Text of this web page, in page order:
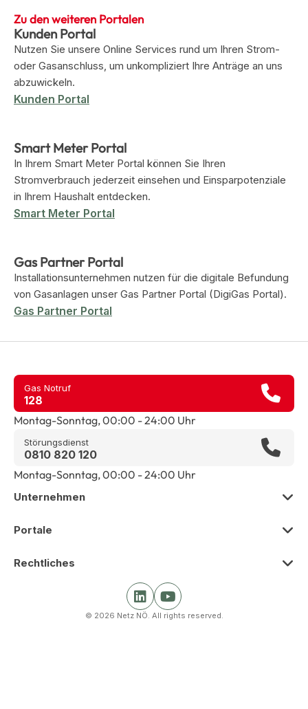
benötigen wir gewisse Daten. Das bedeutet, dass
manche Eingabefelder ausgefüllt werden müssen.
Falls es bei der Dateneingabe technische Probleme
gibt (zum Beispiel Geburtsdatum) kann dies daran
liegen, dass ein veralteter Browser verwendet wird
(zum Beispiel Internet Explorer 7). Das Strom Partner
mobile Browser ausgelegt.
Zu den weiteren Portalen
Kunden Portal
Nutzen Sie unsere Online Services rund um Ihren Strom-
oder Gasanschluss, um unkompliziert Ihre Anträge an uns
abzuwickeln.
Kunden Portal
Smart Meter Portal
In Ihrem Smart Meter Portal können Sie Ihren
Stromverbrauch jederzeit einsehen und Einsparpotenziale
in Ihrem Haushalt entdecken.
Smart Meter Portal
Gas Partner Portal
Installationsunternehmen nutzen für die digitale Befundung
von Gasanlagen unser Gas Partner Portal (DigiGas Portal).
Gas Partner Portal
Gas Notruf
128
Montag-Sonntag, 00:00 - 24:00 Uhr
Störungsdienst
0810 820 120
Montag-Sonntag, 00:00 - 24:00 Uhr
Unternehmen
Zur Übersicht
Portale
Zur Übersicht
Rechtliches
© 2026 Netz NÖ. All rights reserved.